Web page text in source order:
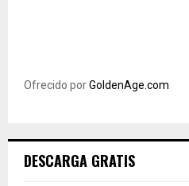
Ofrecido porGoldenAge.com
DESCARGA GRATIS